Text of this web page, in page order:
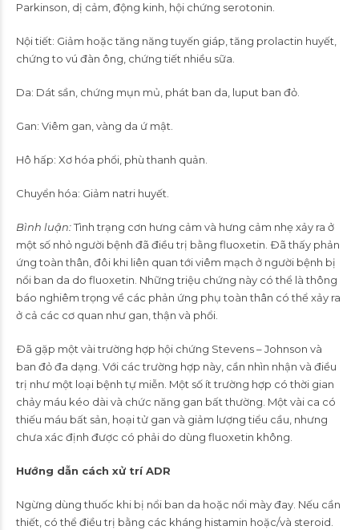
Parkinson, dị cảm, động kinh, hội chứng serotonin.
Nội tiết: Giảm hoặc tăng năng tuyến giáp, tăng prolactin huyết,
chứng to vú đàn ông, chứng tiết nhiều sữa.
Da: Dát sần, chứng mụn mủ, phát ban da, luput ban đỏ.
Gan: Viêm gan, vàng da ứ mật.
Hô hấp: Xơ hóa phổi, phù thanh quản.
Chuyển hóa: Giảm natri huyết.
Bình luận:Tình trạng cơn hưng cảm và hưng cảm nhẹ xảy ra ở
một số nhỏ người bệnh đã điều trị bằng fluoxetin. Ðã thấy phản
ứng toàn thân, đôi khi liên quan tới viêm mạch ở người bệnh bị
nổi ban da do fluoxetin. Những triệu chứng này có thể là thông
báo nghiêm trọng về các phản ứng phụ toàn thân có thể xảy ra
ở cả các cơ quan như gan, thận và phổi.
Ðã gặp một vài trường hợp hội chứng Stevens – Johnson và
ban đỏ đa dạng. Với các trường hợp này, cần nhìn nhận và điều
trị như một loại bệnh tự miễn. Một số ít trường hợp có thời gian
chảy máu kéo dài và chức năng gan bất thường. Một vài ca có
thiếu máu bất sản, hoại tử gan và giảm lượng tiểu cầu, nhưng
chưa xác định được có phải do dùng fluoxetin không.
Hướng dẫn cách xử trí ADR
Ngừng dùng thuốc khi bị nổi ban da hoặc nổi mày đay. Nếu cần
thiết, có thể điều trị bằng các kháng histamin hoặc/và steroid.